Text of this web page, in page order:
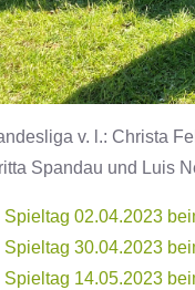
v. l.: Christa
Spandau und Luis
Spieltag 02.04.2023
Spieltag 30.04.2023
Spieltag 14.05.2023